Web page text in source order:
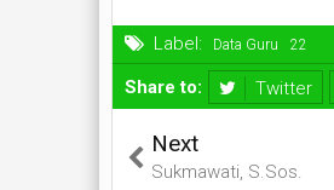
Label: Data Guru
Share to: Twitter
Next
Sukmawati, S.Sos.